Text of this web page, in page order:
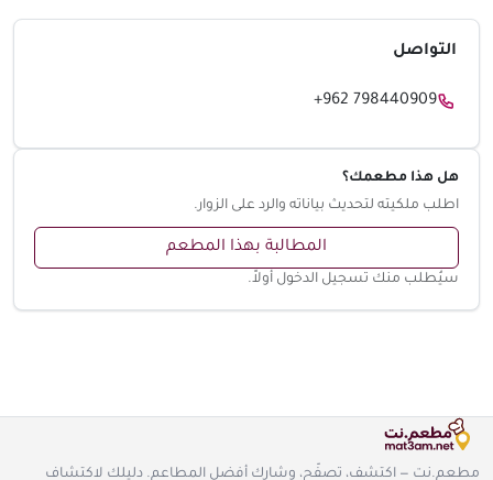
التواصل
+962 798440909
هل هذا مطعمك؟
اطلب ملكيته لتحديث بياناته والرد على الزوار.
المطالبة بهذا المطعم
سيُطلب منك تسجيل الدخول أولاً.
مطعم.نت — اكتشف، تصفّح، وشارك أفضل المطاعم. دليلك لاكتشاف